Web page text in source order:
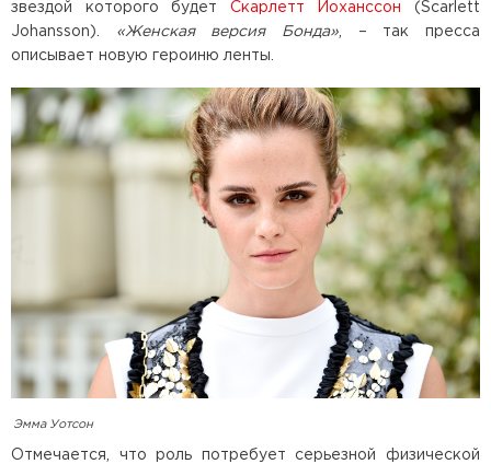
звездой которого будет Скарлетт Йоханссон
(Scarlett
Johansson).
«Женская версия Бонда» , – так пресса
описывает новую героиню ленты.
Эмма Уотсон
Отмечается, что роль потребует серьезной физической